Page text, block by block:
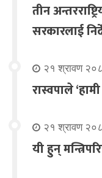
तीन
सरकारलाई
२१ श्रावण
रास्वपाले
२१ श्रावण
यी हुन्